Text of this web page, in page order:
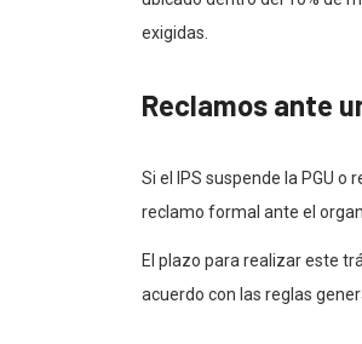
exigidas.
Reclamos ante
Si el IPS suspende la PGU
reclamo formal ante el
El plazo para realizar este
acuerdo con las reglas